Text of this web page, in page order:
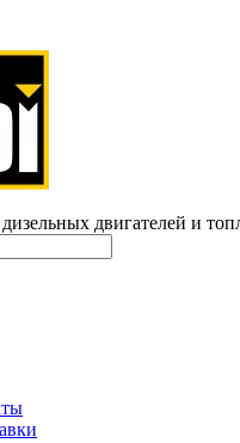
дизельных двигателей и